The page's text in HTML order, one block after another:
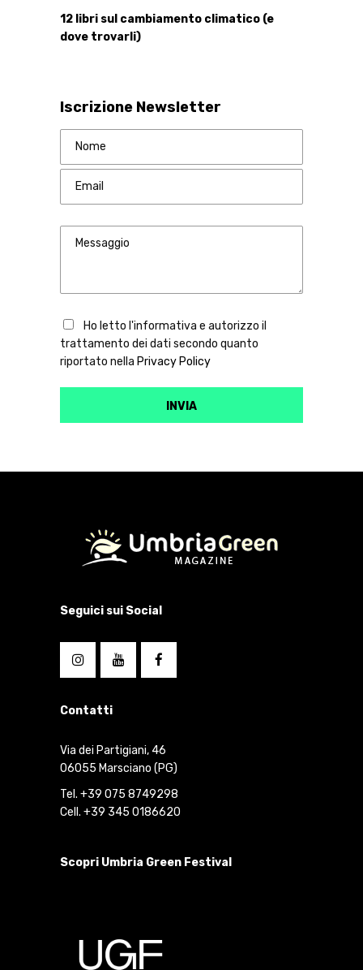
12 libri sul cambiamento climatico (e
dove trovarli)
Iscrizione Newsletter
Ho letto l'informativa e autorizzo il
trattamento dei dati secondo quanto
riportato nella Privacy Policy
Seguici sui Social
Contatti
Via dei Partigiani, 46
06055 Marsciano (PG)
Tel. +39 075 8749298
Cell. +39 345 0186620
Scopri Umbria Green Festival